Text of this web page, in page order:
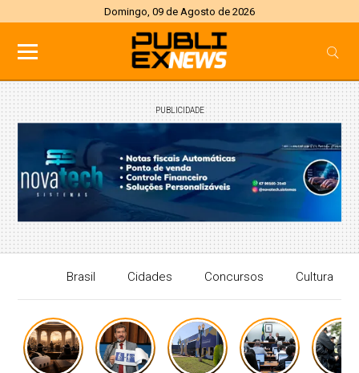
Domingo, 09 de Agosto de 2026
PUBLICIDADE
Brasil Cidades Concursos Cultura